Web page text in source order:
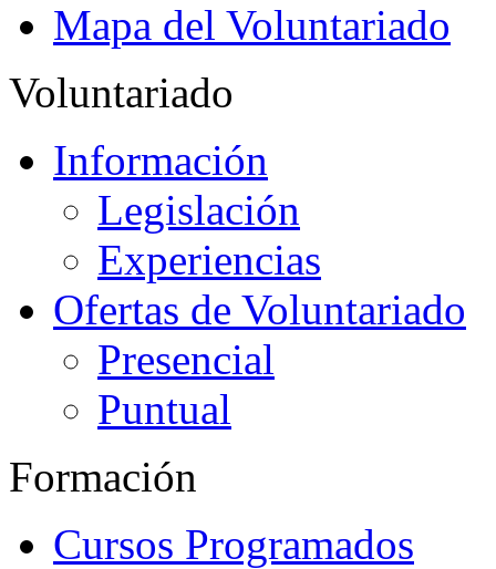
Mapa del Voluntariado
Voluntariado
Información
Legislación
Experiencias
Ofertas de Voluntariado
Presencial
Puntual
Formación
Cursos Programados